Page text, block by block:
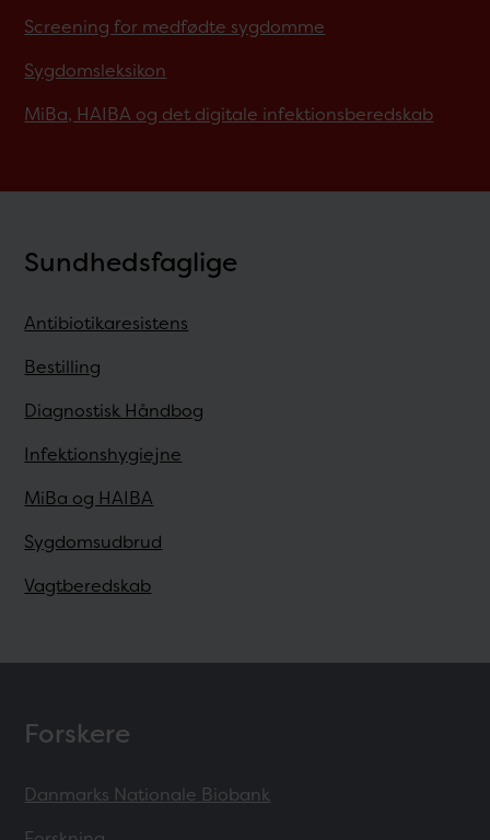
Screening for medfødte sygdomme
Sygdomsleksikon
MiBa, HAIBA og det digitale infektionsberedskab
Sundhedsfaglige
Antibiotikaresistens
Bestilling
Diagnostisk Håndbog
Infektionshygiejne
MiBa og HAIBA
Sygdomsudbrud
Vagtberedskab
Forskere
Danmarks Nationale Biobank